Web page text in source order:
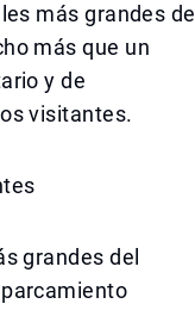
más grandes del
más que un
y de
visitantes.
grandes del